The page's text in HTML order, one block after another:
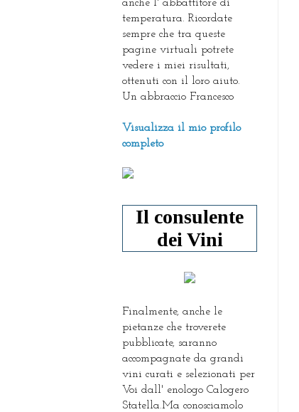
anche l' abbattitore di
temperatura. Ricordate
sempre che tra queste
pagine virtuali potrete
vedere i miei risultati,
ottenuti con il loro aiuto.
Un abbraccio Francesco
Visualizza il mio profilo
completo
Il consulente
dei Vini
Finalmente, anche le
pietanze che troverete
pubblicate, saranno
accompagnate da grandi
vini curati e selezionati per
Voi dall' enologo Calogero
Statella.Ma conosciamolo